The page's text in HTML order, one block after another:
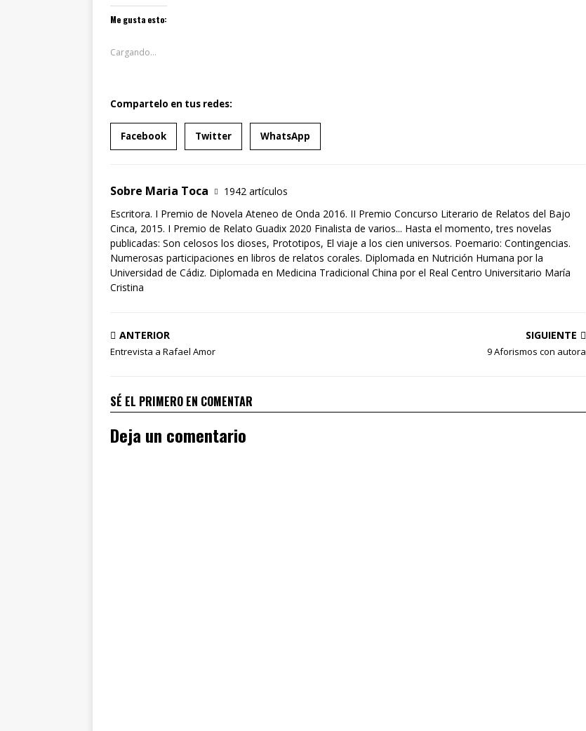
Me gusta esto:
Cargando...
Compartelo en tus redes:
Facebook Twitter WhatsApp
Sobre Maria Toca
1942 artículos
Escritora. I Premio de Novela Ateneo de Onda 2016. II Premio Concurso Literario de Relatos del Bajo
Cinca, 2015. I Premio de Relato Guadix 2020 Finalista de varios... Hasta el momento, tres novelas
publicadas: Son celosos los dioses, Prototipos, El viaje a los cien universos. Poemario: Contingencias.
Numerosas participaciones en libros de relatos corales. Diplomada en Nutrición Humana por la
Universidad de Cádiz. Diplomada en Medicina Tradicional China por el Real Centro Universitario María
Cristina
ANTERIOR
Entrevista a Rafael Amor
SIGUIENTE
9 Aforismos con autora
SÉ EL PRIMERO EN COMENTAR
Deja un comentario